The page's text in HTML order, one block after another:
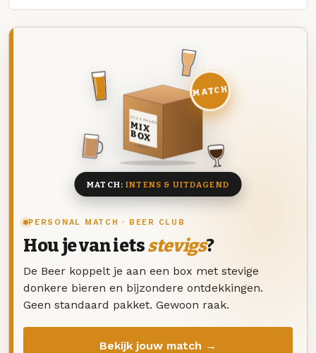
PERSONAL MATCH · BEER CLUB
Hou je van ietsstevigs?
De Beer koppelt je aan een box met stevige
donkere bieren en bijzondere ontdekkingen.
Geen standaard pakket. Gewoon raak.
Bekijk jouw match →
DEZE MAAND
MIX
BOX
8 BIEREN
MATCH
MATCH:INTENS & UITDAGEND